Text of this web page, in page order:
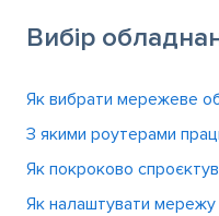
Вибір
Як вибрати мережеве
З якими роутерами
Як покроково
Як налаштувати